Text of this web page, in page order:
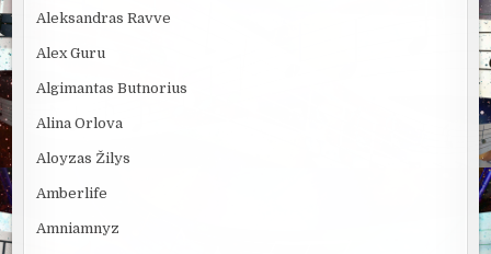
Aleksandras Ravve
Alex Guru
Algimantas Butnorius
Alina Orlova
Aloyzas Žilys
Amberlife
Amniamnyz